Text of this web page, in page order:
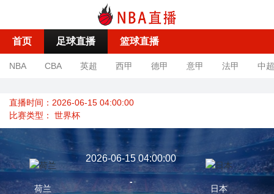
首页 足球直播 篮球直播
NBA CBA 英超 西甲 德甲 意甲 法甲 中超
直播时间：2026-06-15 04:00:00
比赛类型： 世界杯
荷兰
2026-06-15 04:00:00
-
日本